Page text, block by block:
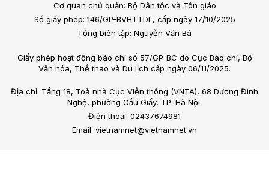
Cơ quan chủ quản: Bộ Dân tộc và Tôn giáo
Số giấy phép: 146/GP-BVHTTDL, cấp ngày 17/10/2025
Tổng biên tập: Nguyễn Văn Bá
Giấy phép hoạt động báo chí số 57/GP-BC do Cục Báo chí, Bộ
Văn hóa, Thể thao và Du lịch cấp ngày 06/11/2025.
Địa chỉ: Tầng 18, Toà nhà Cục Viễn thông (VNTA), 68 Dương Đình
Nghệ, phường Cầu Giấy, TP. Hà Nội.
Điện thoại: 02437674981
Email: vietnamnet@vietnamnet.vn